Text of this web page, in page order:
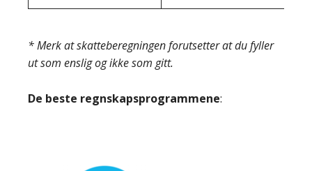
* Merk at skatteberegningen forutsetter at du fyller
ut som enslig og ikke som gitt.
De beste regnskapsprogrammene: